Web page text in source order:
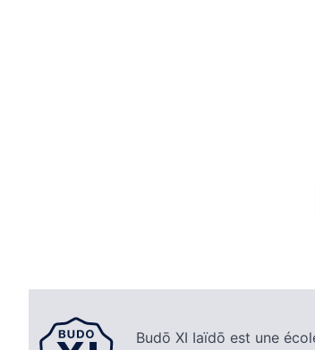
Budō XI Iaïdō est une